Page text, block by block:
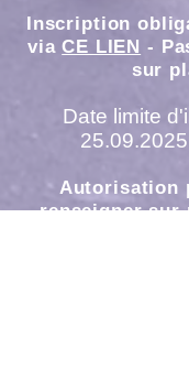
Inscription
viaCE LIEN -
sur
Date limite
25.09.2025
Autorisation
renseigner sur